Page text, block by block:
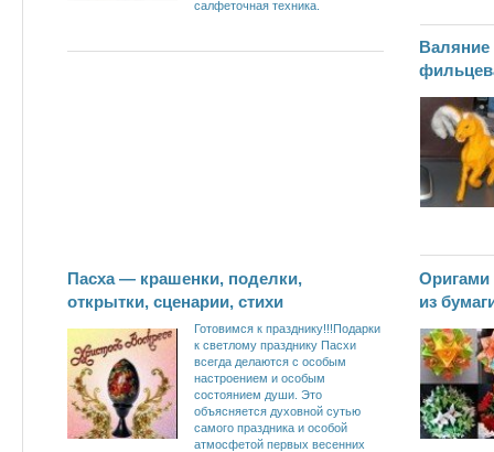
салфеточная техника.
Валяние
Пасха — крашенки, поделки,
открытки, сценарии, стихи
Готовимся к празднику!!!Подарки
к светлому празднику Пасхи
всегда делаются с особым
настроением и особым
состоянием души. Это
объясняется духовной сутью
самого праздника и особой
атмосфетой первых весенних
Оригами
из